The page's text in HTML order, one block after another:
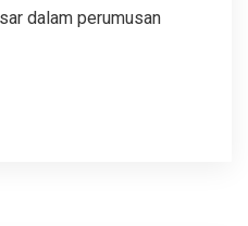
dalam perumusan